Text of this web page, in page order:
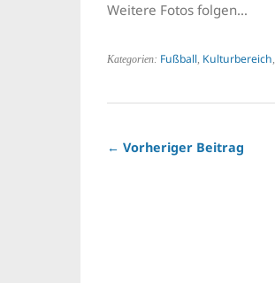
Weitere Fotos folgen…
Kategorien: Fußball, Kulturbereich,
← Vorheriger Beitrag